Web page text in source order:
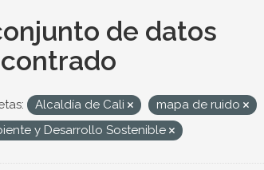
de datos
Alcaldía de Cali mapa de ruido
y Desarrollo Sostenible